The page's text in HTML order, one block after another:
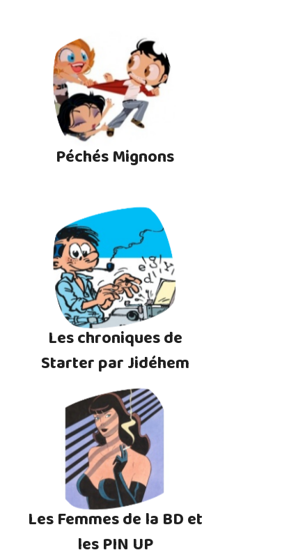
Péchés Mignons
Les chroniques de
Starter par Jidéhem
Les Femmes de la BD et
les PIN UP